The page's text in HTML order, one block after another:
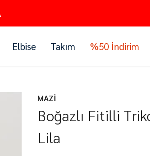
Elbise Takım %50 İndirim
MAZİ
Boğazlı Fitilli
Lila